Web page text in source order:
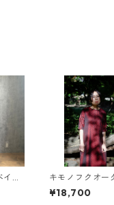
カ
Wa
pa
キモノフクオ
Aラインワンピ
mono A line
¥18,700